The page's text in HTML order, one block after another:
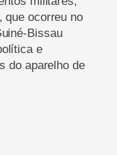
que ocorreu no
Bissau
e
do aparelho de